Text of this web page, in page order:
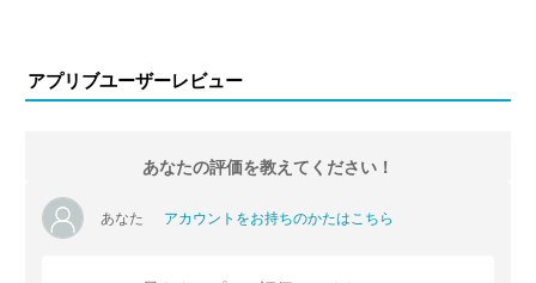
アプリブユーザーレビュー
あなたの評価を教えてください！
あなた アカウントをお持ちのかたはこちら